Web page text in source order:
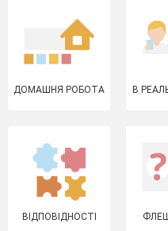
ДОМАШНЯ РОБОТА В
ВІДПОВІДНОСТІ